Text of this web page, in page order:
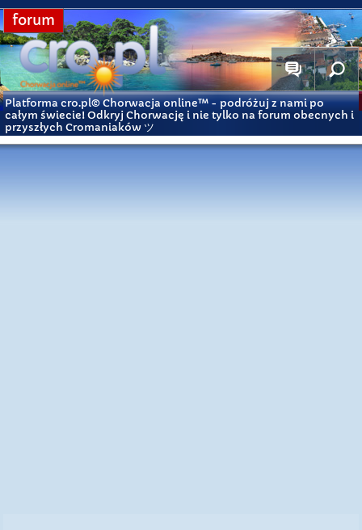
forum
Platforma cro.pl© Chorwacja online™ - podróżuj z nami po
całym świecie! Odkryj Chorwację i nie tylko na forum obecnych i
przyszłych Cromaniaków ツ